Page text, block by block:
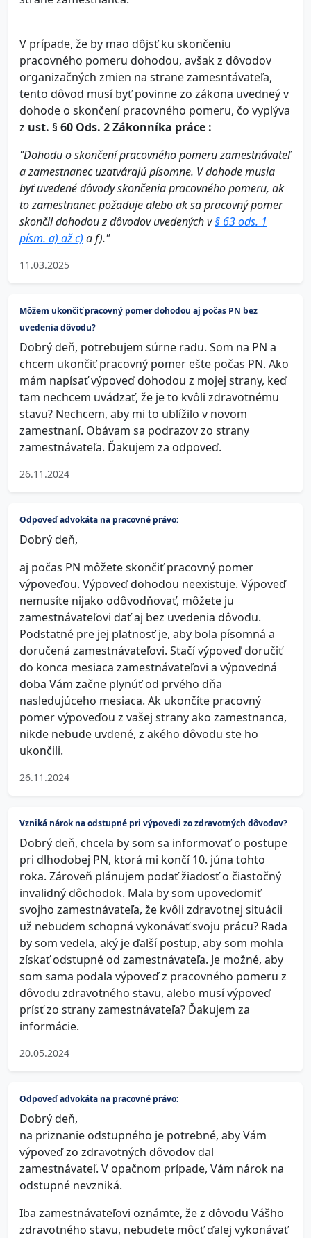
V prípade, že by mao dôjsť ku skončeniu
pracovného pomeru dohodou, avšak z dôvodov
organizačných zmien na strane zamesntávateľa,
tento dôvod musí byť povinne zo zákona uvedneý v
dohode o skončení pracovného pomeru, čo vyplýva
z ust. § 60 Ods. 2 Zákonníka práce :
"Dohodu o skončení pracovného pomeru zamestnávateľ
a zamestnanec uzatvárajú písomne. V dohode musia
byť uvedené dôvody skončenia pracovného pomeru, ak
to zamestnanec požaduje alebo ak sa pracovný pomer
skončil dohodou z dôvodov uvedených v§ 63 ods. 1
písm. a) až c) a f)."
11.03.2025
Môžem ukončiť pracovný pomer dohodou aj počas PN bez
uvedenia dôvodu?
Dobrý deň, potrebujem súrne radu. Som na PN a
chcem ukončiť pracovný pomer ešte počas PN. Ako
mám napísať výpoveď dohodou z mojej strany, keď
tam nechcem uvádzať, že je to kvôli zdravotnému
stavu? Nechcem, aby mi to ublížilo v novom
zamestnaní. Obávam sa podrazov zo strany
zamestnávateľa. Ďakujem za odpoveď.
26.11.2024
Odpoveď advokáta na pracovné právo:
Dobrý deň,
aj počas PN môžete skončiť pracovný pomer
výpoveďou. Výpoveď dohodou neexistuje. Výpoveď
nemusíte nijako odôvodňovať, môžete ju
zamestnávateľovi dať aj bez uvedenia dôvodu.
Podstatné pre jej platnosť je, aby bola písomná a
doručená zamestnávateľovi. Stačí výpoveď doručiť
do konca mesiaca zamestnávateľovi a výpovedná
doba Vám začne plynúť od prvého dňa
nasledujúceho mesiaca. Ak ukončíte pracovný
pomer výpoveďou z vašej strany ako zamestnanca,
nikde nebude uvdené, z akého dôvodu ste ho
ukončili.
26.11.2024
Vzniká nárok na odstupné pri výpovedi zo zdravotných dôvodov?
Dobrý deň, chcela by som sa informovať o postupe
pri dlhodobej PN, ktorá mi končí 10. júna tohto
roka. Zároveň plánujem podať žiadosť o čiastočný
invalidný dôchodok. Mala by som upovedomiť
svojho zamestnávateľa, že kvôli zdravotnej situácii
už nebudem schopná vykonávať svoju prácu? Rada
by som vedela, aký je ďalší postup, aby som mohla
získať odstupné od zamestnávateľa. Je možné, aby
som sama podala výpoveď z pracovného pomeru z
dôvodu zdravotného stavu, alebo musí výpoveď
prísť zo strany zamestnávateľa? Ďakujem za
informácie.
20.05.2024
Odpoveď advokáta na pracovné právo:
Dobrý deň,
na priznanie odstupného je potrebné, aby Vám
výpoveď zo zdravotných dôvodov dal
zamestnávateľ. V opačnom prípade, Vám nárok na
odstupné nevzniká.
Iba zamestnávateľovi oznámte, že z dôvodu Vášho
zdravotného stavu, nebudete môcť ďalej vykonávať